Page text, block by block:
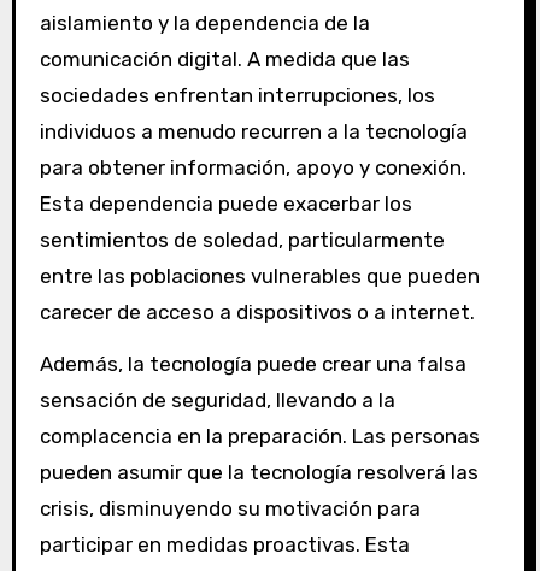
aislamiento y la dependencia de la
comunicación digital. A medida que las
sociedades enfrentan interrupciones, los
individuos a menudo recurren a la tecnología
para obtener información, apoyo y conexión.
Esta dependencia puede exacerbar los
sentimientos de soledad, particularmente
entre las poblaciones vulnerables que pueden
carecer de acceso a dispositivos o a internet.
Además, la tecnología puede crear una falsa
sensación de seguridad, llevando a la
complacencia en la preparación. Las personas
pueden asumir que la tecnología resolverá las
crisis, disminuyendo su motivación para
participar en medidas proactivas. Esta